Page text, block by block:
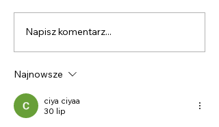
Psychologia marketingu
i sprzedaży – 10
Napisz komentarz...
Najnowsze
ciya ciyaa
30 lip